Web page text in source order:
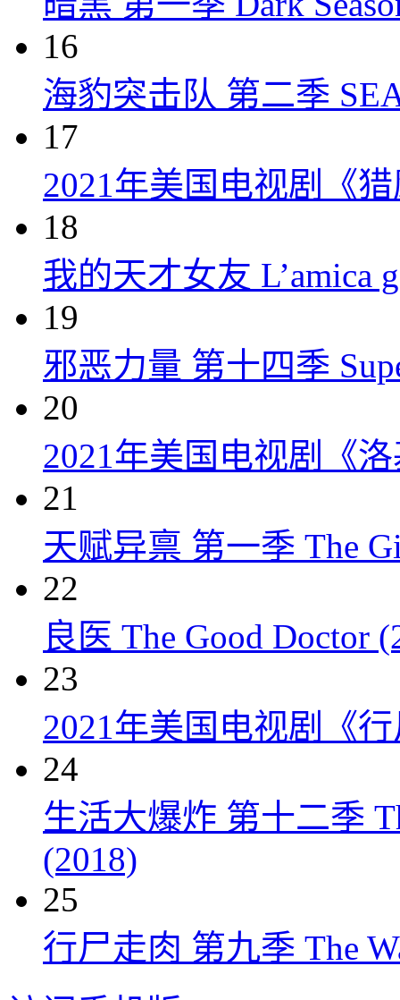
16
海豹突击队 第二季
17
2021年美国电视剧《
18
我的天才女友 L’amica
19
邪恶力量 第十四季
20
2021年美国电视剧《
21
天赋异禀 第一季 The
22
良医 The Good Doctor
23
2021年美国电视剧《
24
生活大爆炸 第十二季
(2018)
25
行尸走肉 第九季 The